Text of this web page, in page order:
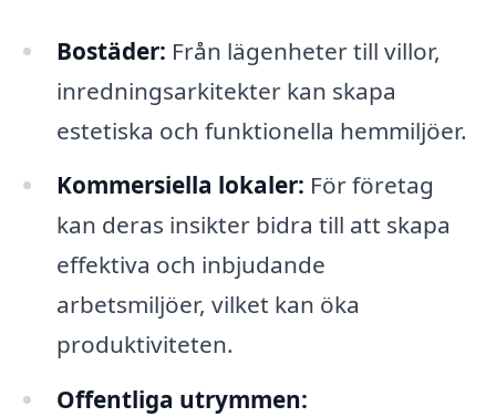
Bostäder: Från lägenheter till villor,
inredningsarkitekter kan skapa
estetiska och funktionella hemmiljöer.
Kommersiella lokaler: För företag
kan deras insikter bidra till att skapa
effektiva och inbjudande
arbetsmiljöer, vilket kan öka
produktiviteten.
Offentliga utrymmen: